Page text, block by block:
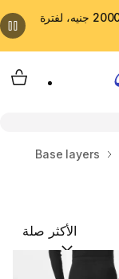
احصل على توصيل مجاني علي المنتجات أكثر من 2000 جنيه، لفترة
Base layers
ترتيب حسب: